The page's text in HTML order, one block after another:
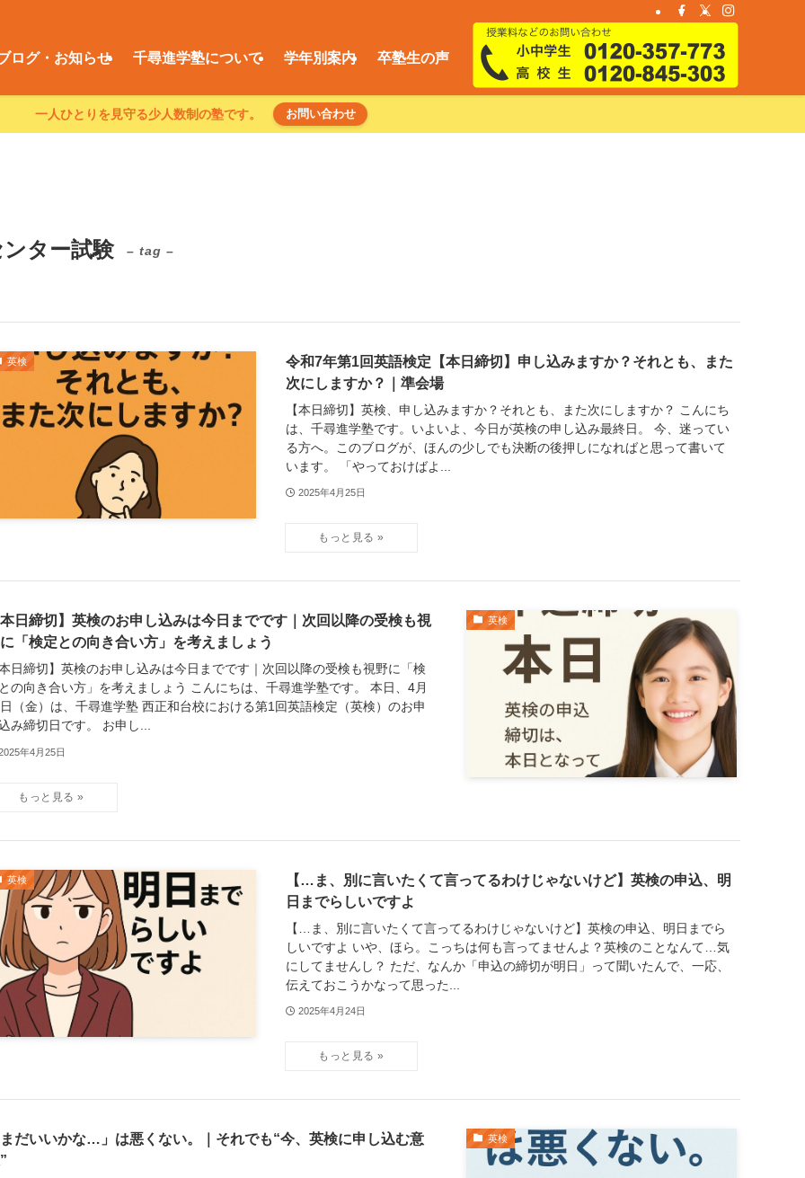
ログ・お知らせ 千尋進学塾について 学年別案内 卒塾生の声
一人ひとりを見守る少人数制の塾です。 お問い合わせ
ター試験 – tag –
英検
令和7年第1回英語検定【本日締切】申し込みますか？それとも、また
次にしますか？｜準会場
【本日締切】英検、申し込みますか？それとも、また次にしますか？ こんにち
は、千尋進学塾です。いよいよ、今日が英検の申し込み最終日。 今、迷ってい
る方へ。このブログが、ほんの少しでも決断の後押しになればと思って書いて
います。 「やっておけばよ...
2025年4月25日
英検
日締切】英検のお申し込みは今日までです｜次回以降の受検も視
「検定との向き合い方」を考えましょう
日締切】英検のお申し込みは今日までです｜次回以降の受検も視野に「検
の向き合い方」を考えましょう こんにちは、千尋進学塾です。 本日、4月
（金）は、千尋進学塾 西正和台校における第1回英語検定（英検）のお申
み締切日です。 お申し...
年4月25日
英検
【…ま、別に言いたくて言ってるわけじゃないけど】英検の申込、明
日までらしいですよ
【…ま、別に言いたくて言ってるわけじゃないけど】英検の申込、明日までら
しいですよ いや、ほら。こっちは何も言ってませんよ？英検のことなんて…気
にしてませんし？ ただ、なんか「申込の締切が明日」って聞いたんで、一応、
伝えておこうかなって思った...
2025年4月24日
英検
だいいかな…」は悪くない。｜それでも“今、英検に申し込む意